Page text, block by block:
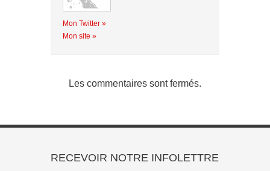
Mon Twitter »
Mon site »
Les commentaires sont fermés.
RECEVOIR NOTRE INFOLETTRE